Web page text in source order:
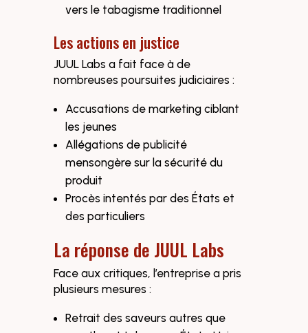
vers le tabagisme traditionnel
Les actions en justice
JUUL Labs a fait face à de
nombreuses poursuites judiciaires :
Accusations de marketing ciblant
les jeunes
Allégations de publicité
mensongère sur la sécurité du
produit
Procès intentés par des États et
des particuliers
La réponse de JUUL Labs
Face aux critiques, l’entreprise a pris
plusieurs mesures :
Retrait des saveurs autres que